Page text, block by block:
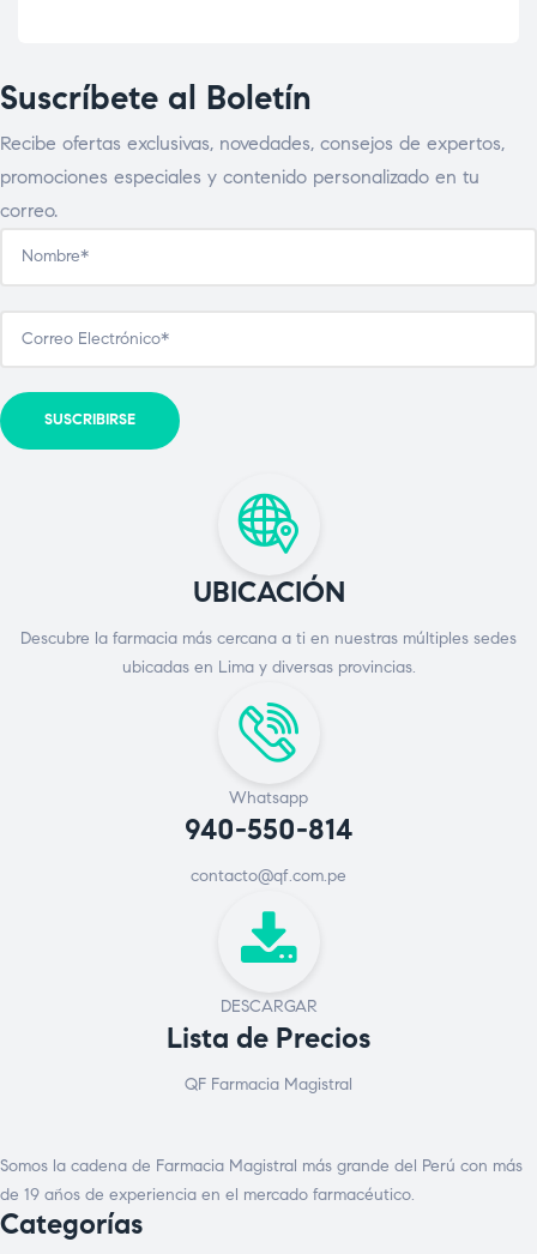
Suscríbete al Boletín
Recibe ofertas exclusivas, novedades, consejos de expertos,
promociones especiales y contenido personalizado en tu
correo.
UBICACIÓN
Descubre la farmacia más cercana a ti en nuestras múltiples sedes
ubicadas en Lima y diversas provincias.
Whatsapp
940-550-814
contacto@qf.com.pe
DESCARGAR
Lista de Precios
QF Farmacia Magistral
Somos la cadena de Farmacia Magistral más grande del Perú con más
de 19 años de experiencia en el mercado farmacéutico.
Categorías